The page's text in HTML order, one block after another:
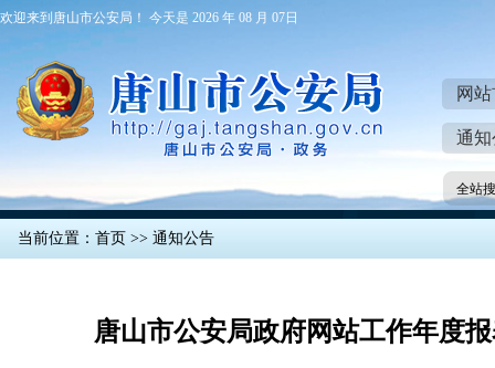
欢迎来到唐山市公安局！ 今天是 2026 年 08 月 07日
网
通
全站
当前位置： 首页 >> 通知公告
唐山市公安局政府网站工作年度